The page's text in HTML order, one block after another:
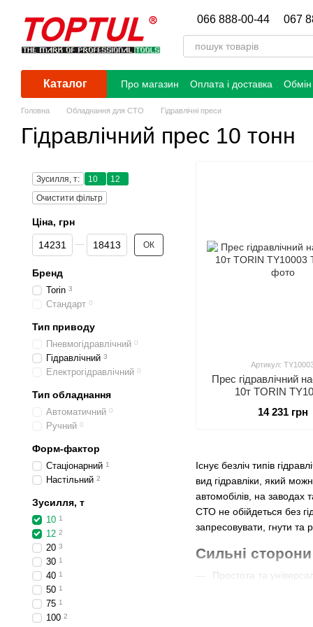
066 888-00-44 067
Каталог Про магазин Оплата і доставка
Головна Обладнання для СТО Гідравлічні преси
Гідравлічний прес 10 тонн
Існує безліч типів
вид гідравліки, який
автомобілів, на заводах
СТО не обійдеться без
запресовувати, гнути та
Сильні
Простота та
Артикул:
Прес гідравлічний
10т TORIN
14 231 грн
Зусилля, т: 10
12
Очистити фільтр
Ціна, грн
Від Ціна, грн
До Ціна, грн ОК
Бренд
Torin 3
Стандарт 0
Тип приводу
Пневмогідравлічний 0
Гідравлічний 3
Електрогідравлічний 0
Тип обладнання
Автоматичний 0
Ручний 0
Форм-фактор
Стаціонарний 1
Настільний 2
Зусилля, т
10 1
12 2
20 3
30 1
40 1
50 1
75 1
100 2